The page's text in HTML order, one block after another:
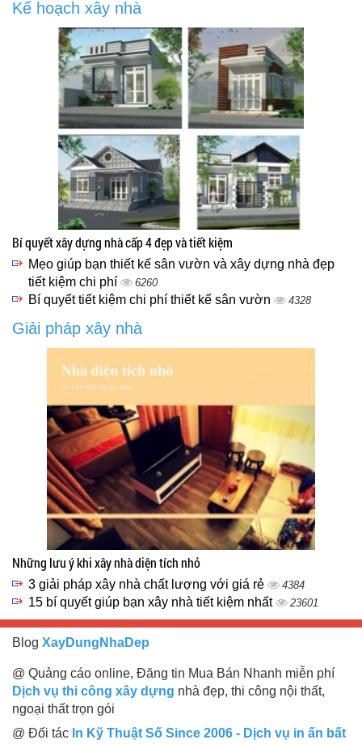
Kế hoạch xây nhà
Bí quyết xây dựng nhà cấp 4 đẹp và tiết kiệm
Mẹo giúp bạn thiết kế sân vườn và xây dựng nhà đẹp
tiết kiệm chi phí
6260
Bí quyết tiết kiệm chi phí thiết kế sân vườn 4328
Giải pháp xây nhà
Những lưu ý khi xây nhà diện tích nhỏ
3 giải pháp xây nhà chất lượng với giá rẻ 4384
15 bí quyết giúp bạn xây nhà tiết kiệm nhất 23601
Blog XayDungNhaDep
@ Quảng cáo online, Đăng tin Mua Bán Nhanh miễn phí
Dịch vụ thi công xây dựng nhà đẹp, thi công nội thất,
ngoại thất trọn gói
@ Đối tác In Kỹ Thuật Số Since 2006 - Dịch vụ in ấn bất